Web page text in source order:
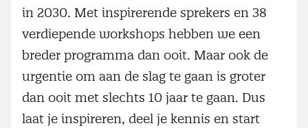
in 2030. Met inspirerende sprekers en 38
verdiepende workshops hebben we een
breder programma dan ooit. Maar ook de
urgentie om aan de slag te gaan is groter
dan ooit met slechts 10 jaar te gaan. Dus
laat je inspireren, deel je kennis en start